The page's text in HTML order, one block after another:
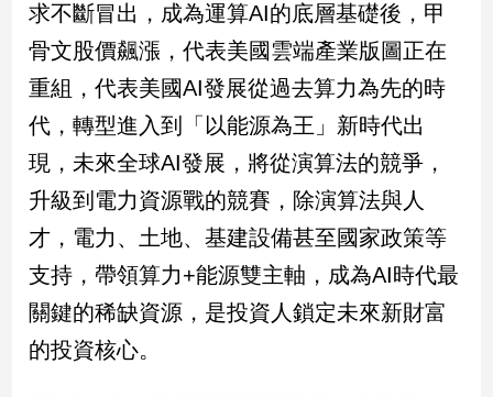
求不斷冒出，成為運算AI的底層基礎後，甲
骨文股價飆漲，代表美國雲端產業版圖正在
重組，代表美國AI發展從過去算力為先的時
代，轉型進入到「以能源為王」新時代出
現，未來全球AI發展，將從演算法的競爭，
升級到電力資源戰的競賽，除演算法與人
才，電力、土地、基建設備甚至國家政策等
支持，帶領算力+能源雙主軸，成為AI時代最
關鍵的稀缺資源，是投資人鎖定未來新財富
的投資核心。